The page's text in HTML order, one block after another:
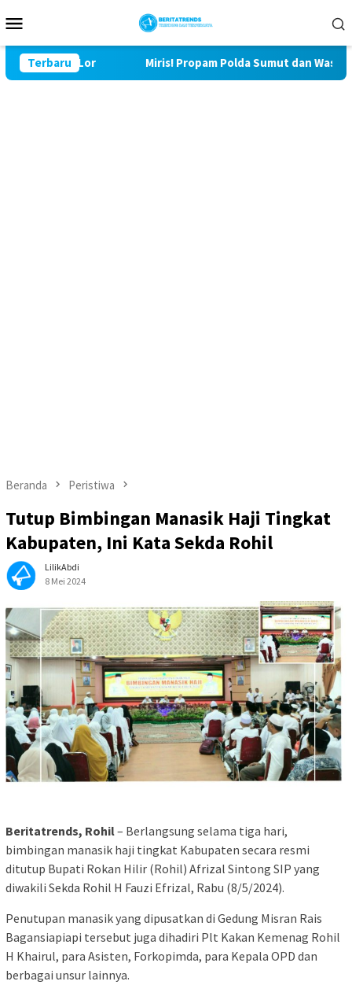
ke
Mobile
Terbaru
Bulu Lor Miris! Propam Polda Sumut dan Wasidik
Beranda Peristiwa
Tutup Bimbingan Manasik Haji Tingkat
Kabupaten, Ini Kata Sekda Rohil
LilikAbdi
8 Mei 2024
Beritatrends, Rohil– Berlangsung selama tiga hari,
bimbingan manasik haji tingkat Kabupaten secara resmi
ditutup Bupati Rokan Hilir (Rohil) Afrizal Sintong SIP yang
diwakili Sekda Rohil H Fauzi Efrizal, Rabu (8/5/2024).
Penutupan manasik yang dipusatkan di Gedung Misran Rais
Bagansiapiapi tersebut juga dihadiri Plt Kakan Kemenag Rohil
H Khairul, para Asisten, Forkopimda, para Kepala OPD dan
berbagai unsur lainnya.